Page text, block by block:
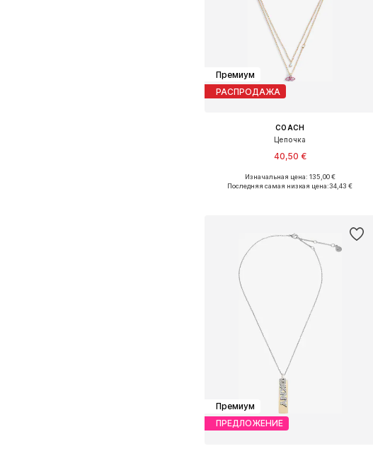
Премиум
РАСПРОДАЖА
COACH
Цепочка
40,50 €
Доступные размеры: One Size
Изначальная цена: 135,00 €
Последняя самая низкая цена:34,43 €
Премиум
ПРЕДЛОЖЕНИЕ